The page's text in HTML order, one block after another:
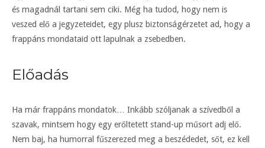
és magadnál tartani sem ciki. Még ha tudod, hogy nem is
veszed elő a jegyzeteidet, egy plusz biztonságérzetet ad, hogy a
frappáns mondataid ott lapulnak a zsebedben.
Előadás
Ha már frappáns mondatok… Inkább szóljanak a szívedből a
szavak, mintsem hogy egy erőltetett stand-up műsort adj elő.
Nem baj, ha humorral fűszerezed meg a beszédedet, sőt, ez kell